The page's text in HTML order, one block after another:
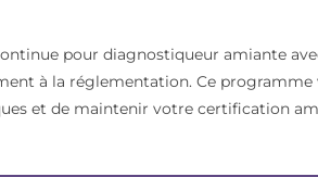
pour diagnostiqueur amiante
à la réglementation. Ce
et de maintenir votre certification